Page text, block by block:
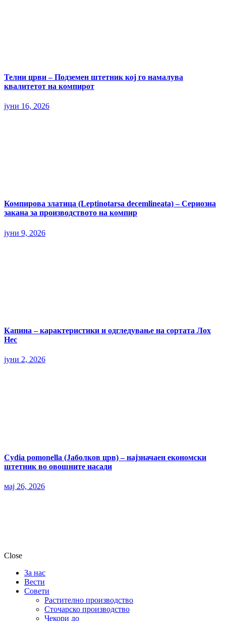
Телни црви – Подземен штетник кој го намалува
квалитетот на компирот
јуни 16, 2026
Компирова златица (Leptinotarsa decemlineata) – Сериозна
закана за производството на компир
јуни 9, 2026
Капина – карактеристики и одгледување на сортата Лох
Нес
јуни 2, 2026
Cydia pomonella (Јаболков црв) – најзначаен економски
штетник во овошните насади
мај 26, 2026
Close
За нас
Вести
Совети
Растително производство
Сточарско производство
Чекори до